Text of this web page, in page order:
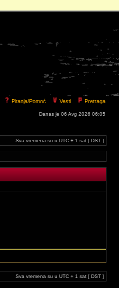
Pitanja/Pomoć Vesti Pretraga
Danas je 06 Avg 2026 06:05
Sva vremena su u UTC + 1 sat [ DST ]
Sva vremena su u UTC + 1 sat [ DST ]